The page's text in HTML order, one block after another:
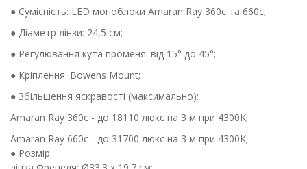
● Сумісність: LED моноблоки Amaran Ray 360c та 660c;
● Діаметр лінзи: 24,5 см;
● Регулювання кута променя: від 15° до 45°;
● Кріплення: Bowens Mount;
● Збільшення яскравості (максимально):
Amaran Ray 360c - до 18110 люкс на 3 м при 4300K;
Amaran Ray 660c - до 31700 люкс на 3 м при 4300K;
● Розмір: